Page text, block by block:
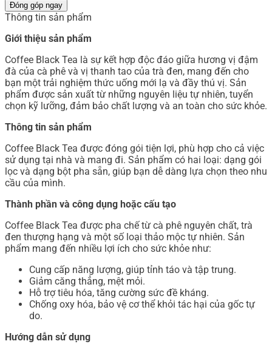
Đóng góp ngay
Thông tin sản phẩm
Giới thiệu sản phẩm
Coffee Black Tea là sự kết hợp độc đáo giữa hương vị đậm
đà của cà phê và vị thanh tao của trà đen, mang đến cho
bạn một trải nghiệm thức uống mới lạ và đầy thú vị. Sản
phẩm được sản xuất từ những nguyên liệu tự nhiên, tuyển
chọn kỹ lưỡng, đảm bảo chất lượng và an toàn cho sức khỏe.
Thông tin sản phẩm
Coffee Black Tea được đóng gói tiện lợi, phù hợp cho cả việc
sử dụng tại nhà và mang đi. Sản phẩm có hai loại: dạng gói
lọc và dạng bột pha sẵn, giúp bạn dễ dàng lựa chọn theo nhu
cầu của mình.
Thành phần và công dụng hoặc cấu tạo
Coffee Black Tea được pha chế từ cà phê nguyên chất, trà
đen thượng hạng và một số loại thảo mộc tự nhiên. Sản
phẩm mang đến nhiều lợi ích cho sức khỏe như:
Cung cấp năng lượng, giúp tỉnh táo và tập trung.
Giảm căng thẳng, mệt mỏi.
Hỗ trợ tiêu hóa, tăng cường sức đề kháng.
Chống oxy hóa, bảo vệ cơ thể khỏi tác hại của gốc tự
do.
Hướng dẫn sử dụng